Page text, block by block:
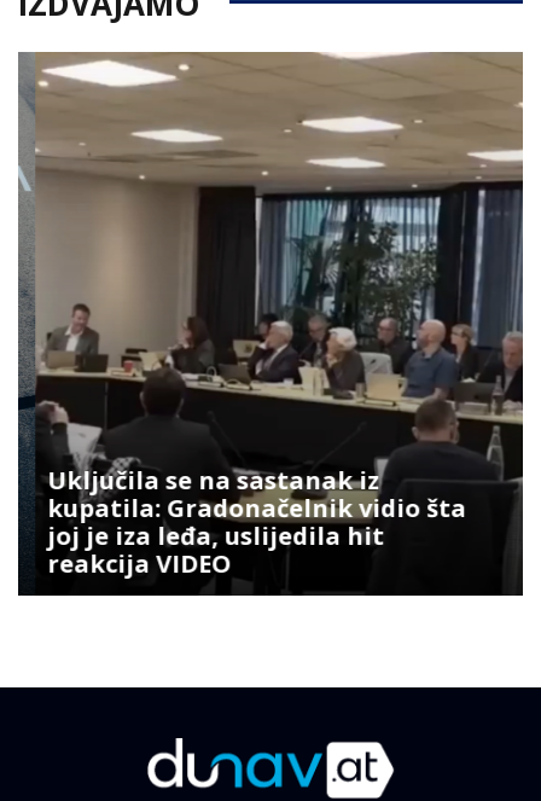
Uključila se na sastanak iz
kupatila: Gradonačelnik vidio šta
joj je iza leđa, uslijedila hit
reakcija VIDEO